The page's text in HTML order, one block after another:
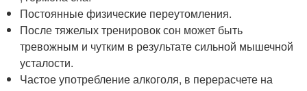
Постоянные физические переутомления.
После тяжелых тренировок сон может быть
тревожным и чутким в результате сильной мышечной
усталости.
Частое употребление алкоголя, в перерасчете на